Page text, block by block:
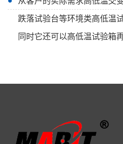
跌落试验台等环境类高低温
同时它还可以高低温试验箱